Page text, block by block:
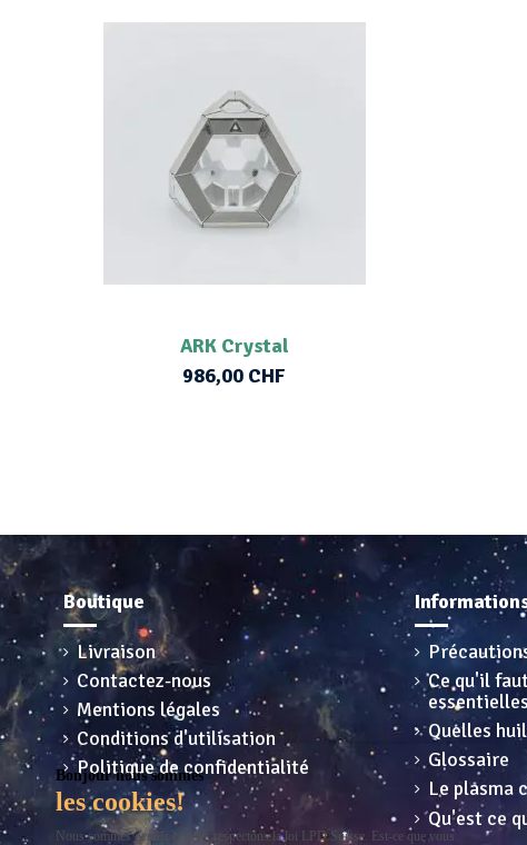
ARK Crystal
986,00 CHF
Boutique
Livraison
Contactez-nous
Mentions légales
Conditions d'utilisation
Politique de confidentialité
Ce qu'il
essentielles
Quelles
Glossaire
Le plasma
Qu'est ce
Bonjour nous sommes
les cookies!
Nous sommes gentils et nous respectons la loi LPD Suisse. Est-ce que vous